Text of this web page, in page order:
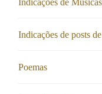
Indicações de posts
Poemas